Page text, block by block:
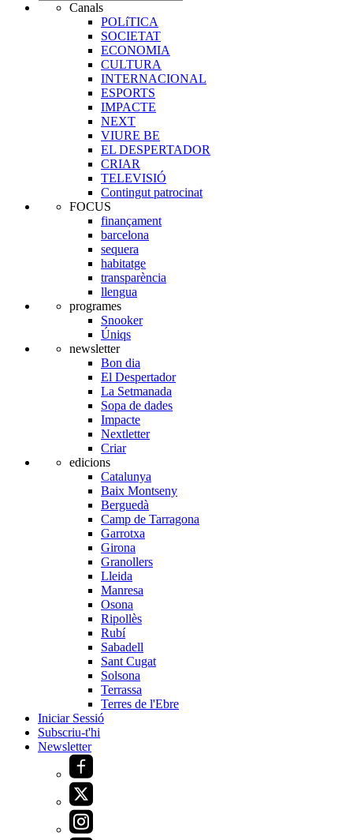
Canals
POLíTICA
SOCIETAT
ECONOMIA
CULTURA
INTERNACIONAL
ESPORTS
IMPACTE
NEXT
VIURE BE
EL DESPERTADOR
CRIAR
TELEVISIÓ
Contingut patrocinat
FOCUS
finançament
barcelona
sequera
habitatge
transparència
llengua
programes
Snooker
Úniqs
newsletter
Bon dia
El Despertador
La Setmanada
Sopa de dades
Impacte
Nextletter
Criar
edicions
Catalunya
Baix Montseny
Berguedà
Camp de Tarragona
Garrotxa
Girona
Granollers
Lleida
Manresa
Osona
Ripollès
Rubí
Sabadell
Sant Cugat
Solsona
Terrassa
Terres de l'Ebre
Iniciar Sessió
Subscriu-t'hi
Newsletter